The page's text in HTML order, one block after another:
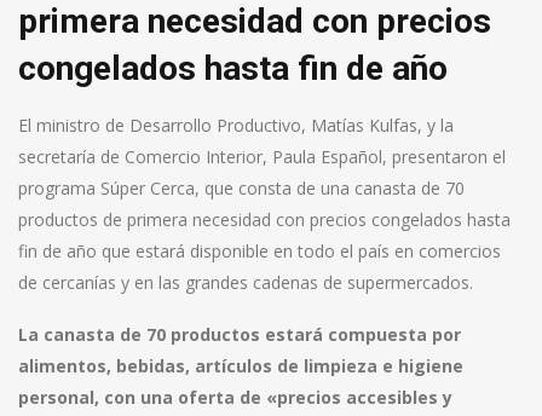
primera necesidad con precios
congelados hasta fin de año
El ministro de Desarrollo Productivo, Matías Kulfas, y la
secretaría de Comercio Interior, Paula Español, presentaron el
programa Súper Cerca, que consta de una canasta de 70
productos de primera necesidad con precios congelados hasta
fin de año que estará disponible en todo el país en comercios
de cercanías y en las grandes cadenas de supermercados.
La canasta de 70 productos estará compuesta por
alimentos, bebidas, artículos de limpieza e higiene
personal, con una oferta de «precios accesibles y